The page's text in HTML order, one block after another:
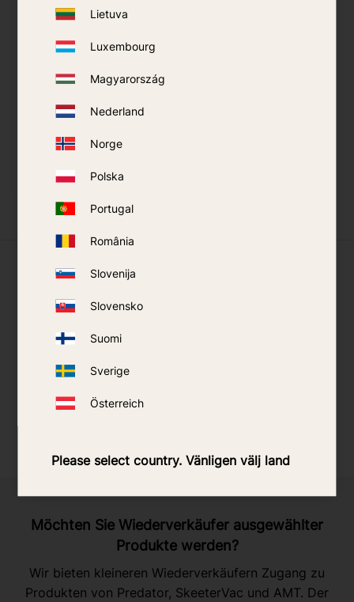
Lietuva
Luxembourg
Magyarország
Nederland
Norge
Polska
Portugal
România
Slovenija
Slovensko
Suomi
Sverige
Österreich
Please select country. Vänligen välj land
Mosquito Magnet R-
Octanol
Sommerverbrauch
KAUFEN
Möchten Sie Wiederverkäufer ausgewählter
Produkte werden?
Wir bieten kleineren Wiederverkäufern Zugang zu
Produkten von Predator, SkeeterVac und AMT. Der